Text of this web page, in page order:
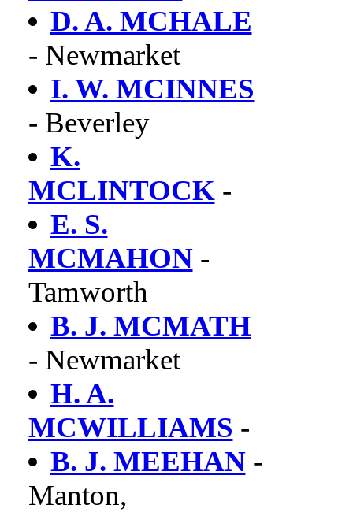
D. A. MCHALE
- Newmarket
I. W. MCINNES
- Beverley
K.
MCLINTOCK-
E. S.
MCMAHON-
Tamworth
B. J. MCMATH
- Newmarket
H. A.
MCWILLIAMS -
B. J. MEEHAN-
Manton,